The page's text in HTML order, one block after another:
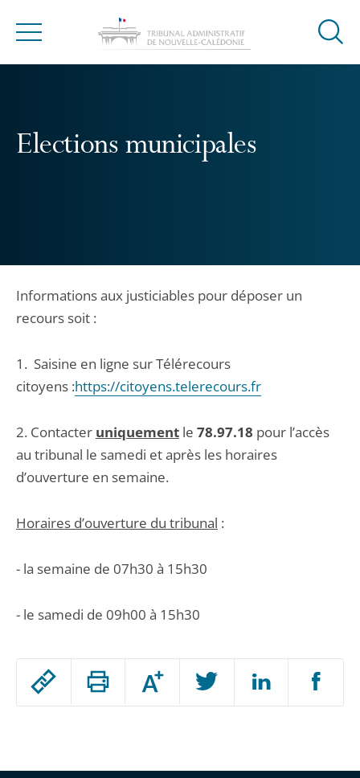
Menu
Ouvrir
Elections municipales
Passer
Augmenter
ou
Informations aux justiciables pour déposer un
recours soit :
1. Saisine en ligne sur Télérecours
citoyens :https://citoyens.telerecours.fr
2. Contacter uniquement le 78.97.18 pour l’accès
au tribunal le samedi et après les horaires
d’ouverture en semaine.
Horaires d’ouverture du tribunal :
- la semaine de 07h30 à 15h30
- le samedi de 09h00 à 15h30